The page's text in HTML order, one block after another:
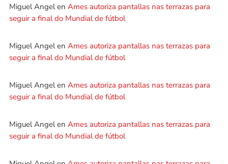
Miguel Angelen Ames autoriza pantallas nas terrazas para
seguir a final do Mundial de fútbol
Miguel Angelen Ames autoriza pantallas nas terrazas para
seguir a final do Mundial de fútbol
Miguel Angelen Ames autoriza pantallas nas terrazas para
seguir a final do Mundial de fútbol
Miguel Angelen Ames autoriza pantallas nas terrazas para
seguir a final do Mundial de fútbol